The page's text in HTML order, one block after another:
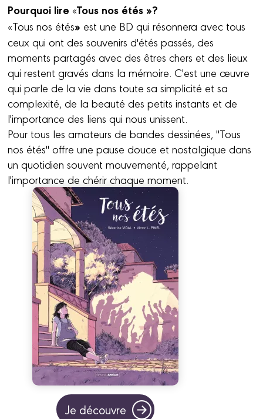
Pourquoi lire «Tous nos étés »?
«Tous nos étés» est une BD qui résonnera avec tous
ceux qui ont des souvenirs d'étés passés, des
moments partagés avec des êtres chers et des lieux
qui restent gravés dans la mémoire. C'est une œuvre
qui parle de la vie dans toute sa simplicité et sa
complexité, de la beauté des petits instants et de
l'importance des liens qui nous unissent.
Pour tous les amateurs de bandes dessinées, "Tous
nos étés" offre une pause douce et nostalgique dans
un quotidien souvent mouvementé, rappelant
l'importance de chérir chaque moment.
Je découvre